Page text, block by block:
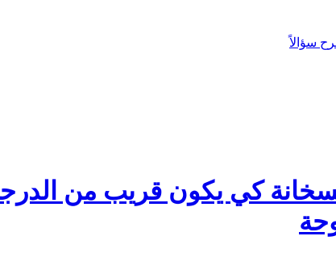
سؤالاً
تاع السخانة كي يكون قريب من